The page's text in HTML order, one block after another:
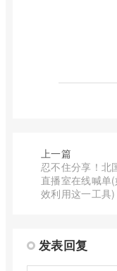
上一篇
忍不住分享！北
直播室在线喊单
效利用这一工具)
发表回复